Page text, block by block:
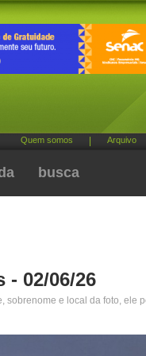
Quem somos Arquivo
busca
02/06/26
sobrenome e local da foto, ele